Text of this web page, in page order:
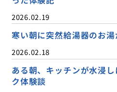
2026.02.19
寒い朝に突然給湯器のお
2026.02.18
ある朝、キッチンが水浸
ク体験談